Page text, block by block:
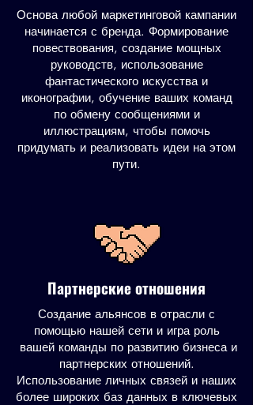
Основа любой маркетинговой кампании
начинается с бренда. Формирование
повествования, создание мощных
руководств, использование
фантастического искусства и
иконографии, обучение ваших команд
по обмену сообщениями и
иллюстрациям, чтобы помочь
придумать и реализовать идеи на этом
пути.
Партнерские отношения
Создание альянсов в отрасли с
помощью нашей сети и игра роль
вашей команды по развитию бизнеса и
партнерских отношений.
Использование личных связей и наших
более широких баз данных в ключевых